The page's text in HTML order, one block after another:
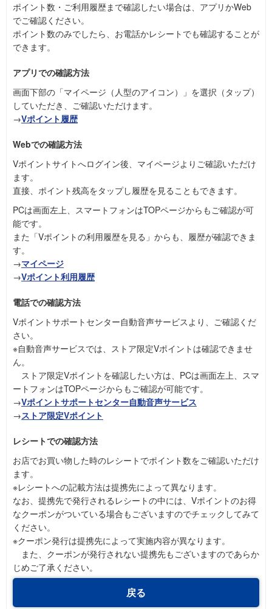
ポイント数・ご利用履歴まで確認したい場合は、アプリかWeb
でご確認ください。
ポイント数のみでしたら、お電話かレシートでも確認することが
できます。
アプリでの確認方法
画面下部の「マイページ（人型のアイコン）」を選択（タップ）
していただき、ご確認いただけます。
→Vポイント履歴
Webでの確認方法
Vポイントサイトへログイン後、マイページよりご確認いただけ
ます。
直接、ポイント残高をタップし履歴を見ることもできます。
PCは画面左上、スマートフォンはTOPページからもご確認が可
能です。
また「Vポイントの利用履歴を見る」からも、履歴が確認できま
す。
→マイページ
→Vポイント利用履歴
電話での確認方法
Vポイントサポートセンター自動音声サービスより、ご確認くだ
さい。
※自動音声サービスでは、ストア限定Vポイントは確認できませ
ん。
ストア限定Vポイントを確認したい方は、PCは画面左上、スマ
ートフォンはTOPページからもご確認が可能です。
→Vポイントサポートセンター自動音声サービス
→ストア限定Vポイント
レシートでの確認方法
お店でお買い物した時のレシートでポイント数をご確認いただけ
ます。
※レシートへの記載方法は提携先によって異なります。
なお、提携先で発行されるレシートの中には、Vポイントのお得
なクーポンがついている場合もございますのでチェックしてみて
ください。
※クーポン発行は提携先によって実施内容が異なります。
また、クーポンが発行されない提携先もございますのであらか
じめご了承ください。
戻る